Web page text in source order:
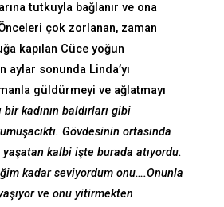
tutkuyla bağlanır ve ona
çok zorlanan, zaman
kapılan Cüce yoğun
aylar sonunda Linda’yı
güldürmeyi ve ağlatmayı
bir kadının baldırları gibi
Gövdesinin ortasında
yaşatan kalbi işte burada atıyordu.
kadar seviyordum onu….Onunla
ve onu yitirmekten